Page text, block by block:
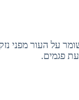
על העור מפני
פגמים.